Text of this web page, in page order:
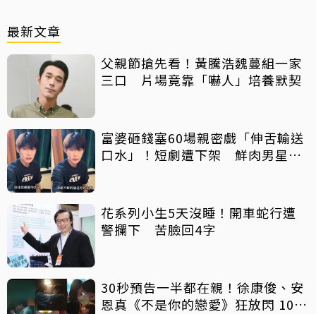
最新文章
父親節搶先看！黃騰浩魏蔓組一家
三口 片場竟靠「嚇人」培養默契
富婆砸錢塞60場親密戲「伸舌輸送
口水」！短劇遭下架 鮮肉男星吐
花系列小生5天沒睡！開車蛇行遭
警攔下 苦臉回4字
30秒預告一半都在親！徐康俊、安
恩真《不是你的戀愛》狂放閃 10年